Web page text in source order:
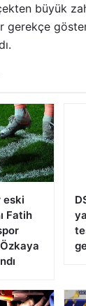
büyük
eski
Fatih